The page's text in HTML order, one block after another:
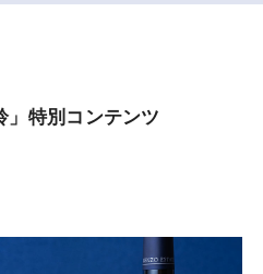
」特別コンテンツ